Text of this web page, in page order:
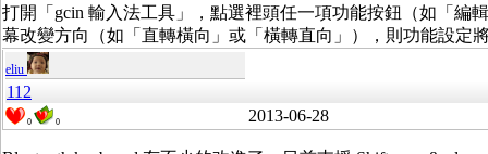
打開「gcin 輸入法工具」，點選裡頭任一項功能按鈕（如「編
幕改變方向（如「直轉橫向」或「橫轉直向」），則功能設定
eliu
112
0 0 2013-06-28